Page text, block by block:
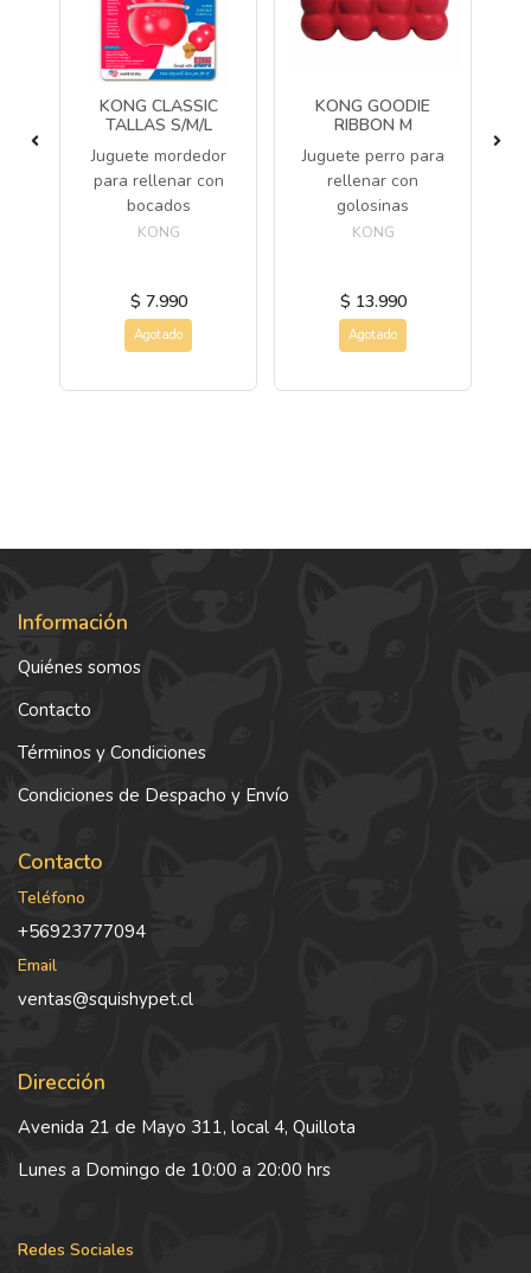
KONG CLASSIC
TALLAS S/M/L
Juguete mordedor
para rellenar con
bocados
KONG
$ 7.990
Agotado
KONG GOODIE
RIBBON M
Juguete perro para
rellenar con
golosinas
KONG
$ 13.990
Agotado
Información
Quiénes somos
Contacto
Términos y Condiciones
Condiciones de Despacho y Envío
Contacto
Teléfono
+56923777094
Email
ventas@squishypet.cl
Dirección
Avenida 21 de Mayo 311, local 4, Quillota
Lunes a Domingo de 10:00 a 20:00 hrs
Redes Sociales